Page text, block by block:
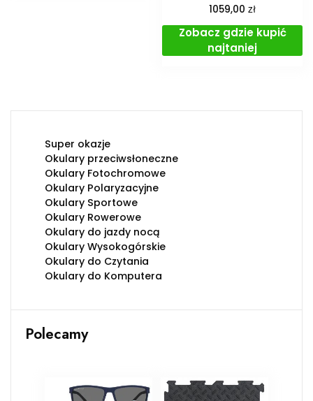
1059,00zł
Zobacz gdzie kupić
najtaniej
Super okazje
Okulary przeciwsłoneczne
Okulary Fotochromowe
Okulary Polaryzacyjne
Okulary Sportowe
Okulary Rowerowe
Okulary do jazdy nocą
Okulary Wysokogórskie
Okulary do Czytania
Okulary do Komputera
Polecamy